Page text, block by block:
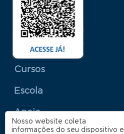
Menu Rodapé 1
Cursos
Escola
Rodapé 2
Apoio
Nosso website coleta
informações do seu dispositivo e